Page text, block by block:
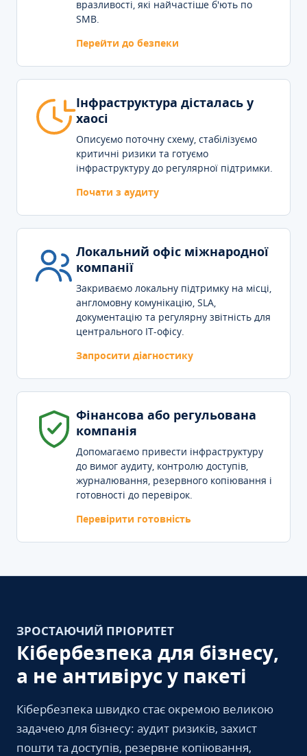
вразливості, які найчастіше б'ють по
SMB.
Перейти до безпеки
Інфраструктура дісталась у
хаосі
Описуємо поточну схему, стабілізуємо
критичні ризики та готуємо
інфраструктуру до регулярної підтримки.
Почати з аудиту
Локальний офіс міжнародної
компанії
Закриваємо локальну підтримку на місці,
англомовну комунікацію, SLA,
документацію та регулярну звітність для
центрального IT-офісу.
Запросити діагностику
Фінансова або регульована
компанія
Допомагаємо привести інфраструктуру
до вимог аудиту, контролю доступів,
журналювання, резервного копіювання і
готовності до перевірок.
Перевірити готовність
ЗРОСТАЮЧИЙ ПРІОРИТЕТ
Кібербезпека для бізнесу,
а не антивірус у пакеті
Кібербезпека швидко стає окремою великою
задачею для бізнесу: аудит ризиків, захист
пошти та доступів, резервне копіювання,